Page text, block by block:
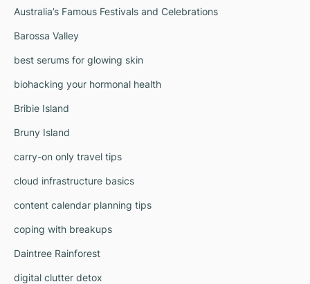
Australia’s Famous Festivals and Celebrations
Barossa Valley
best serums for glowing skin
biohacking your hormonal health
Bribie Island
Bruny Island
carry-on only travel tips
cloud infrastructure basics
content calendar planning tips
coping with breakups
Daintree Rainforest
digital clutter detox